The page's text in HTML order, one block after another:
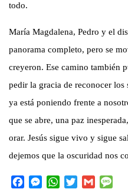
todo.
María Magdalena, Pedro y el
panorama completo, pero se
creyeron. Ese camino también
pedir la gracia de reconocer
ya está poniendo frente a
que se abre, una paz
orar. Jesús sigue vivo y sigue
dejemos que la oscuridad nos
M
W
G